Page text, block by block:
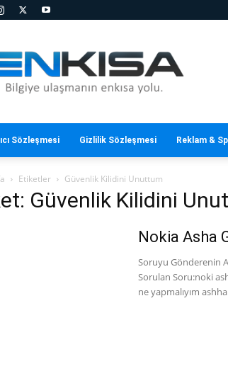
Kısa
Sözleşmesi Gizlilik Sözleşmesi Reklam &
Etiketler Güvenlik Kilidini Unuttum
Güvenlik Kilidini
Nokia Asha
Soruyu Gönderenin
Sorulan Soru:noki
ne yapmalıyım